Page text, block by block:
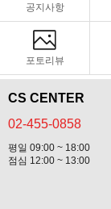
공지사항
포토리뷰
CS CENTER
02-455-0858
평일 09:00 ~ 18:00
점심 12:00 ~ 13:00